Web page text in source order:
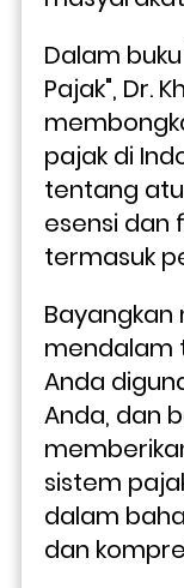
Dalam
Pajak", Dr.
pajak di
tentang
esensi dan
termasuk
Bayangkan
mendalam
Anda
Anda, dan
sistem
dalam
dan